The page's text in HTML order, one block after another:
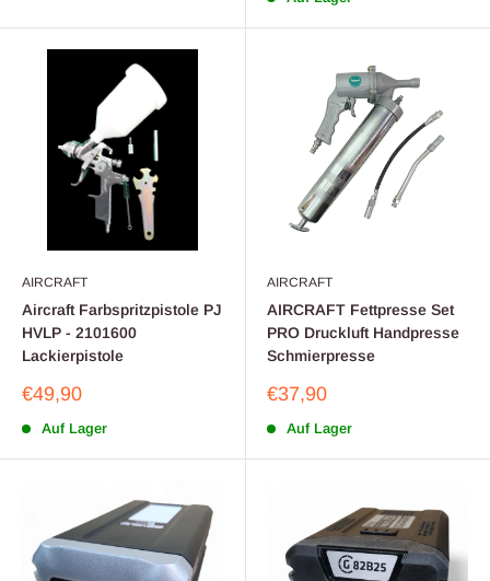
AIRCRAFT
Aircraft Farbspritzpistole PJ
HVLP - 2101600
Lackierpistole
Sonderpreis
€49,90
Auf Lager
AIRCRAFT
AIRCRAFT Fettpresse Set
PRO Druckluft Handpresse
Schmierpresse
Sonderpreis
€37,90
Auf Lager